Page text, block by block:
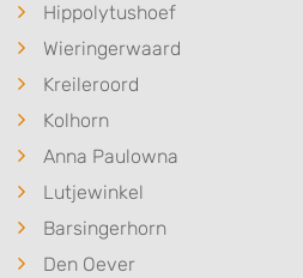
Hippolytushoef
Wieringerwaard
Kreileroord
Kolhorn
Anna Paulowna
Lutjewinkel
Barsingerhorn
Den Oever